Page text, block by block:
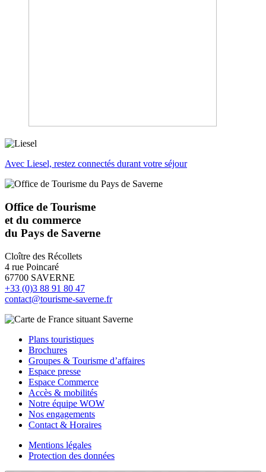
Avec Liesel, restez connectés durant votre séjour
Office de Tourisme
et du commerce
du Pays de Saverne
Cloître des Récollets
4 rue Poincaré
67700 SAVERNE
+33 (0)3 88 91 80 47
contact@tourisme-saverne.fr
Plans touristiques
Brochures
Groupes & Tourisme d’affaires
Espace presse
Espace Commerce
Accès & mobilités
Notre équipe WOW
Nos engagements
Contact & Horaires
Mentions légales
Protection des données